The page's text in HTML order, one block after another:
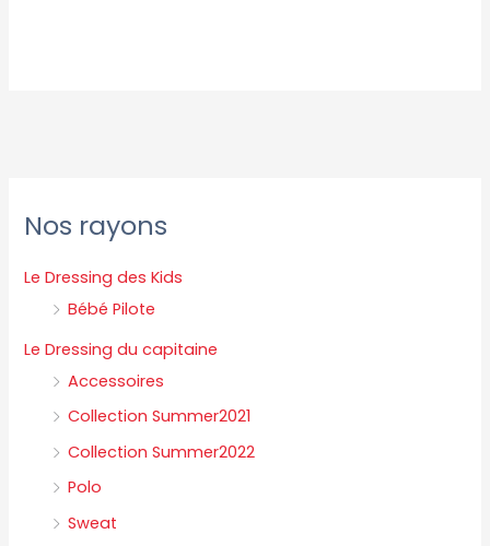
Nos rayons
Le Dressing des Kids
Bébé Pilote
Le Dressing du capitaine
Accessoires
Collection Summer2021
Collection Summer2022
Polo
Sweat